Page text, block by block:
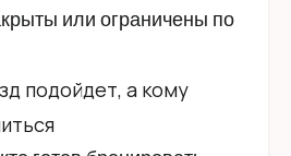
или ограничены по
подойдет, а кому